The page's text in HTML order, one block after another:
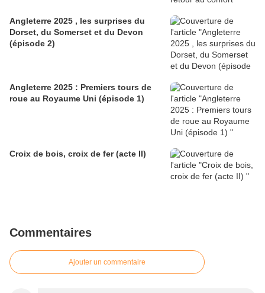
Angleterre 2025 , les surprises du
Dorset, du Somerset et du Devon
(épisode 2)
Angleterre 2025 : Premiers tours de
roue au Royaume Uni (épisode 1)
Croix de bois, croix de fer (acte II)
Commentaires
Ajouter un commentaire